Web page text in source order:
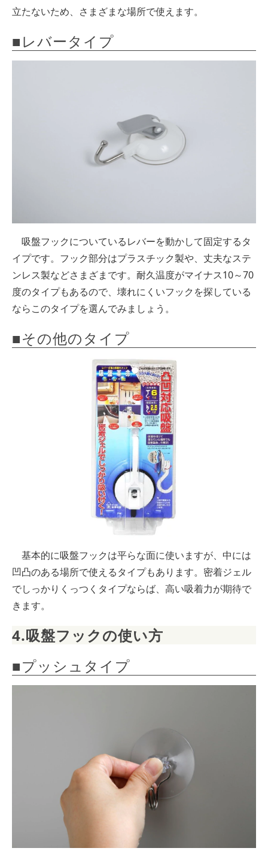
立たないため、さまざまな場所で使えます。
■レバータイプ
吸盤フックについているレバーを動かして固定するタ
イプです。フック部分はプラスチック製や、丈夫なステ
ンレス製などさまざまです。耐久温度がマイナス10～70
度のタイプもあるので、壊れにくいフックを探している
ならこのタイプを選んでみましょう。
■その他のタイプ
基本的に吸盤フックは平らな面に使いますが、中には
凹凸のある場所で使えるタイプもあります。密着ジェル
でしっかりくっつくタイプならば、高い吸着力が期待で
きます。
4.吸盤フックの使い方
■プッシュタイプ